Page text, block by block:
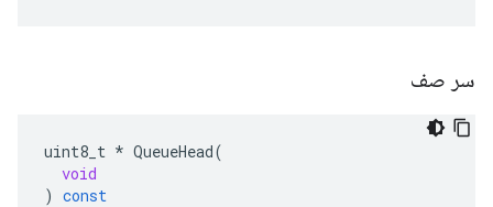
سر صف
uint8_t * QueueHead(
void
) const